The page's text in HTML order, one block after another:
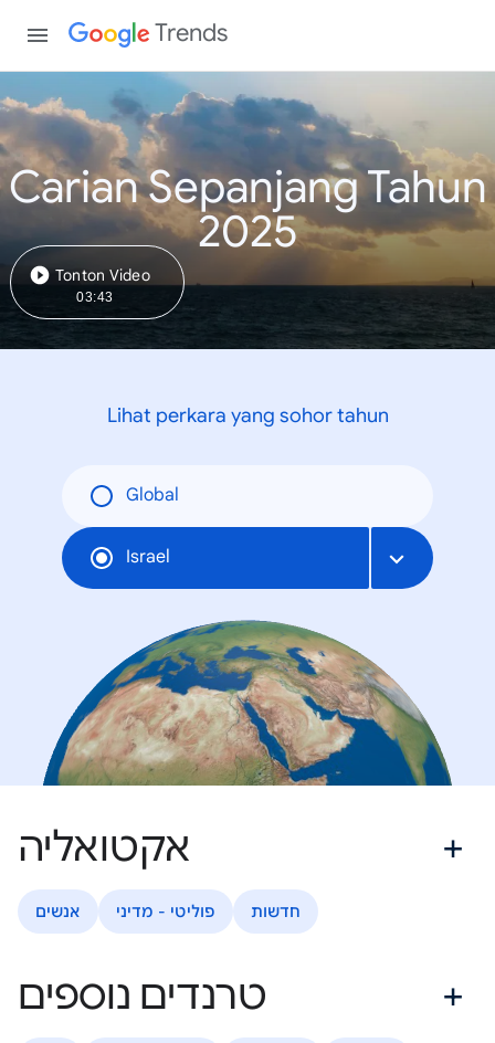
Trends
Carian Sepanjang Tahun
2025
Tonton Video
03:43
Lihat perkara yang sohor tahun
Global
Israel
אקטואליה
אנשים פוליטי - מדיני חדשות
טרנדים נוספים